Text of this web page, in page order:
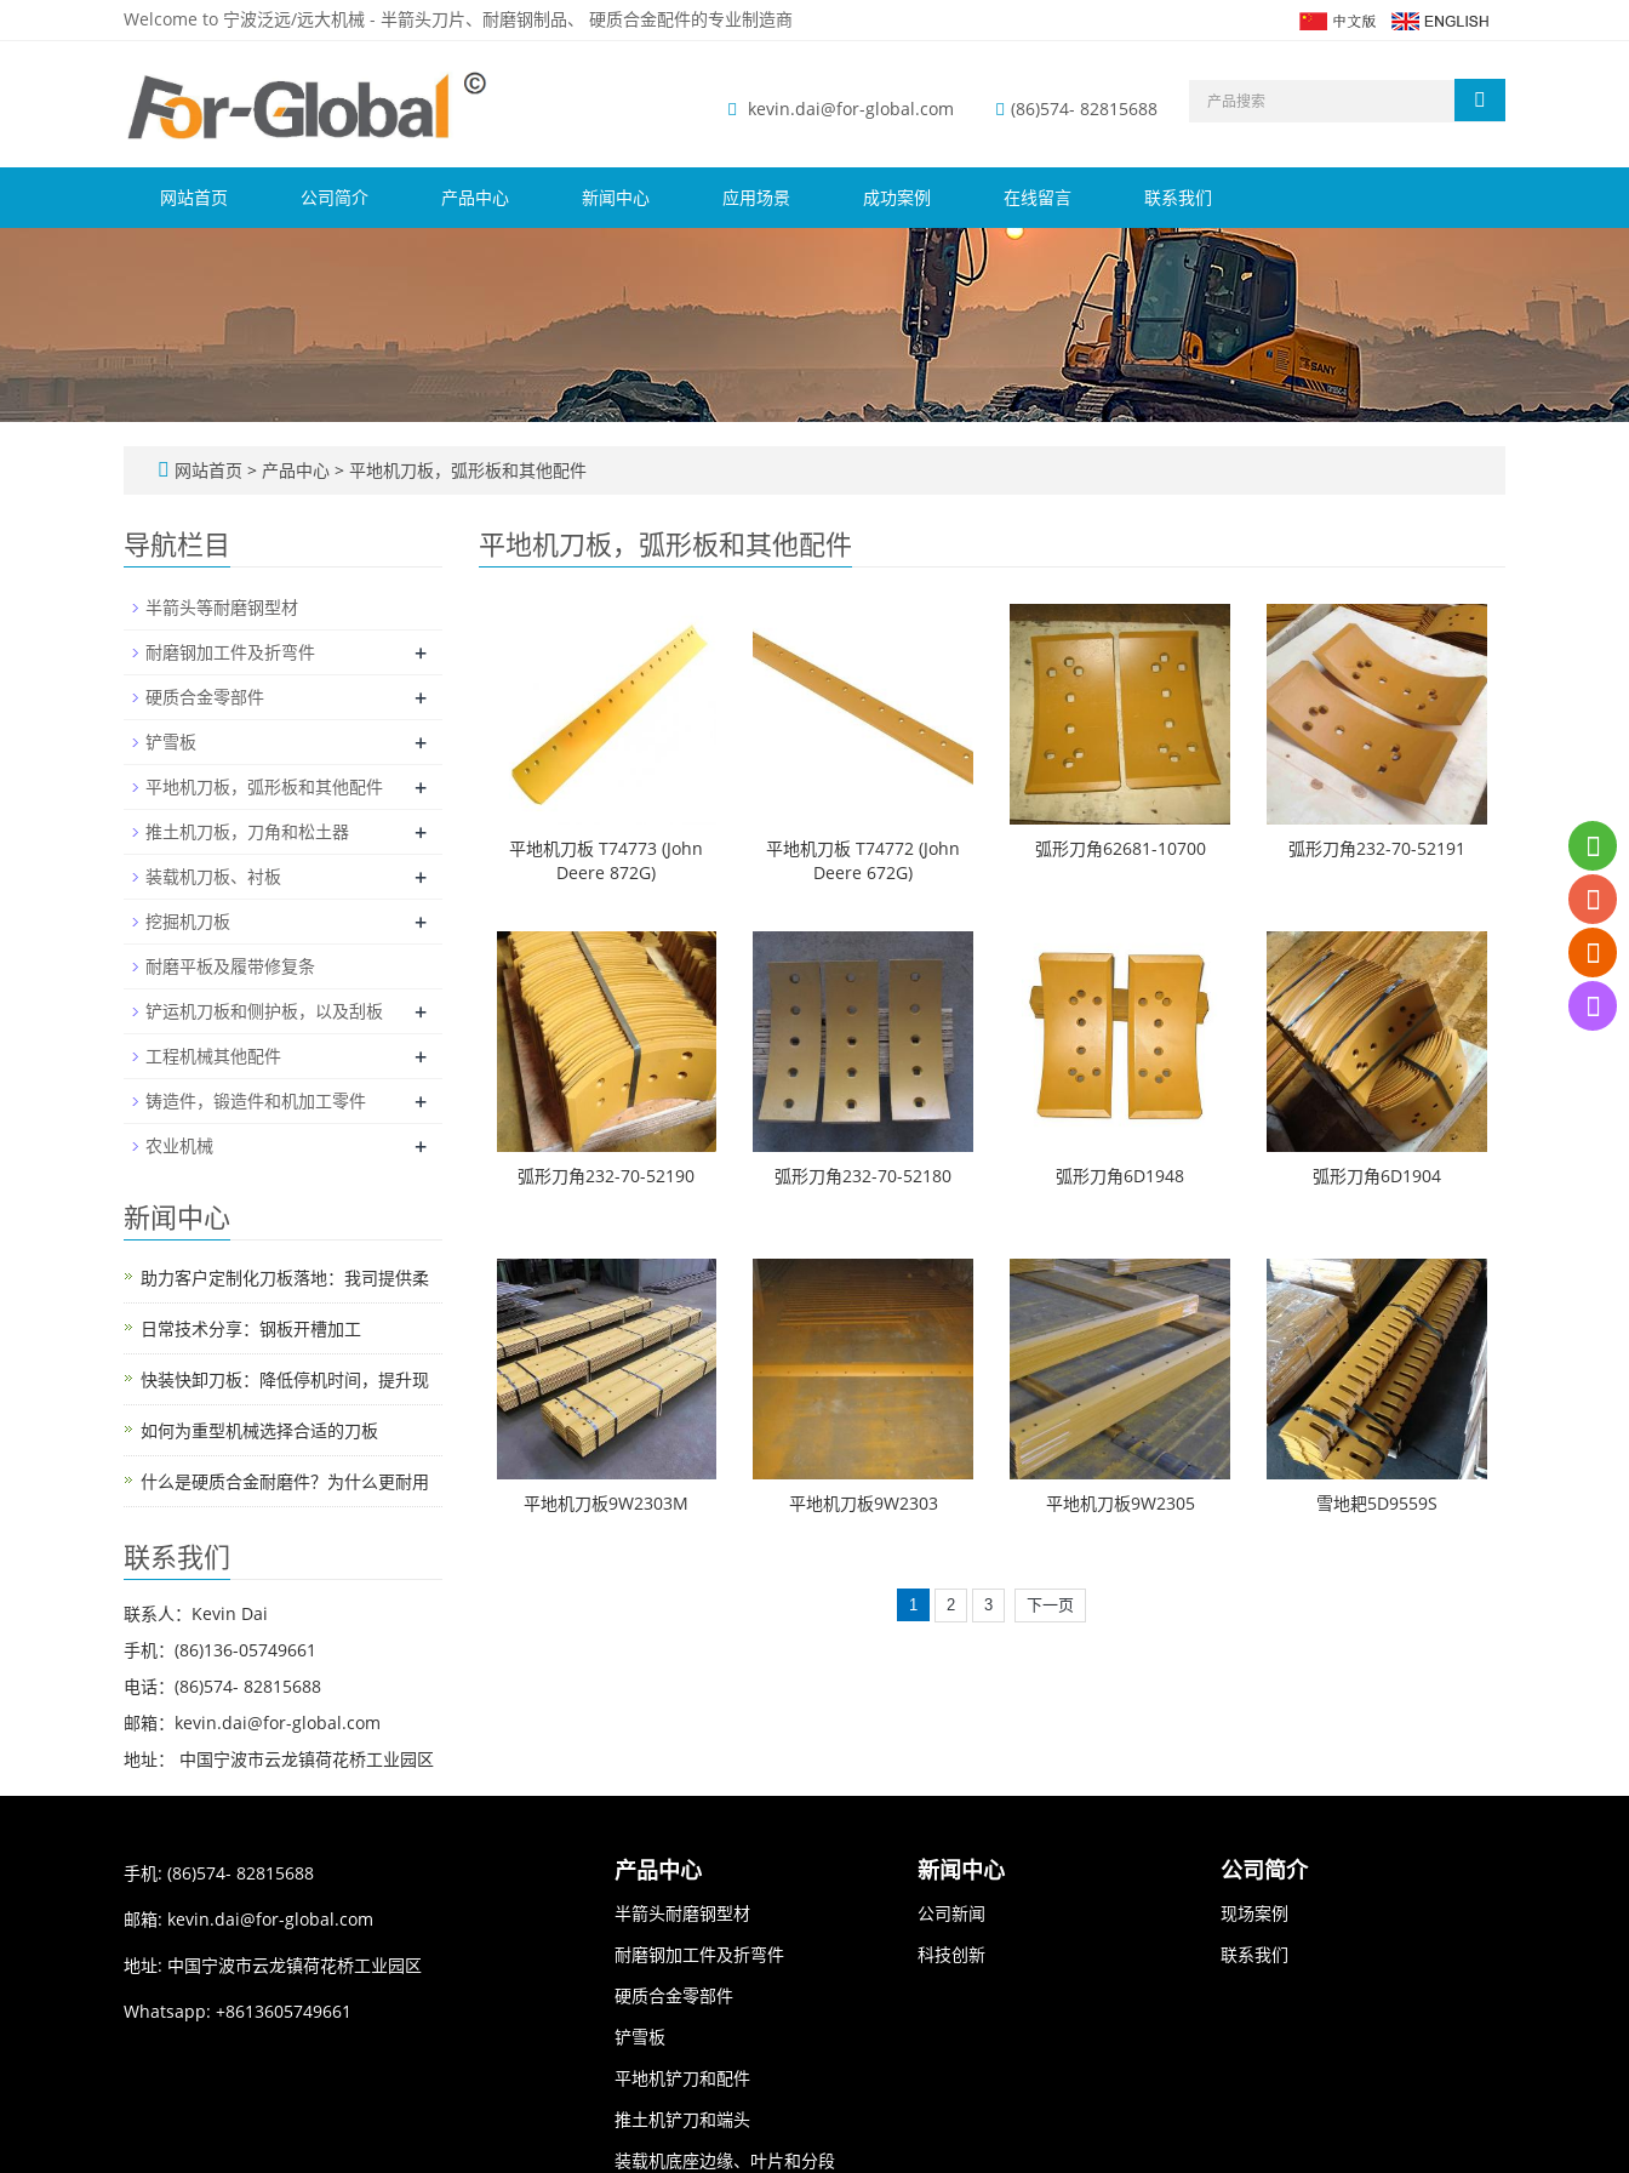
Welcome to 宁波泛远/远大机械 - 半箭头刀片、耐磨钢制品、 硬质合金配件的专业制造商
kevin.dai@for-global.com (86)574- 82815688
网站首页 公司简介 产品中心 新闻中心 应用场景 成功案例 在线留言 联系我们
网站首页 > 产品中心 > 平地机刀板，弧形板和其他配件
平地机刀板，弧形板和其他配件
平地机刀板 T74773 (John
Deere 872G)
平地机刀板 T74772 (John
Deere 672G)
弧形刀角62681-10700 弧形刀角232-70-52191
弧形刀角232-70-52190 弧形刀角232-70-52180 弧形刀角6D1948 弧形刀角6D1904
平地机刀板9W2303M 平地机刀板9W2303 平地机刀板9W2305 雪地耙5D9559S
1 2 3 下一页
导航栏目
半箭头等耐磨钢型材
耐磨钢加工件及折弯件
+
硬质合金零部件 +
铲雪板 +
平地机刀板，弧形板和其他配件 +
推土机刀板，刀角和松土器 +
装载机刀板、衬板 +
挖掘机刀板 +
耐磨平板及履带修复条
铲运机刀板和侧护板，以及刮板
+
工程机械其他配件 +
铸造件，锻造件和机加工零件 +
农业机械 +
新闻中心
助力客户定制化刀板落地：我司提供柔
日常技术分享：钢板开槽加工
快装快卸刀板：降低停机时间，提升现
如何为重型机械选择合适的刀板
什么是硬质合金耐磨件？为什么更耐用
联系我们
联系人：Kevin Dai
手机：(86)136-05749661
电话：(86)574- 82815688
邮箱：kevin.dai@for-global.com
地址： 中国宁波市云龙镇荷花桥工业园区
手机: (86)574- 82815688
邮箱: kevin.dai@for-global.com
地址: 中国宁波市云龙镇荷花桥工业园区
Whatsapp: +8613605749661
产品中心
半箭头耐磨钢型材
耐磨钢加工件及折弯件
硬质合金零部件
铲雪板
平地机铲刀和配件
推土机铲刀和端头
装载机底座边缘、叶片和分段
新闻中心
公司新闻
科技创新
公司简介
现场案例
联系我们